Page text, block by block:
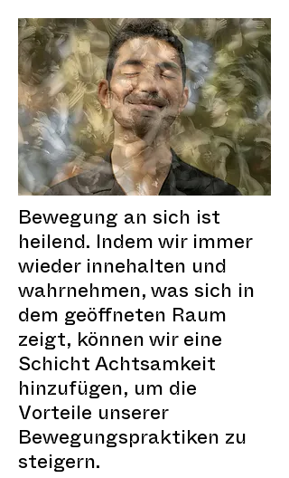
Bewegung an sich ist
heilend. Indem wir immer
wieder innehalten und
wahrnehmen, was sich in
dem geöffneten Raum
zeigt, können wir eine
Schicht Achtsamkeit
hinzufügen, um die
Vorteile unserer
Bewegungspraktiken zu
steigern.